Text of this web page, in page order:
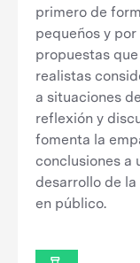
primero de
pequeños y
propuestas
realistas
a situaciones
reflexión y
fomenta la
conclusiones a
desarrollo de
en público.